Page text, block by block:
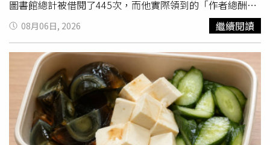
香瓜等。古人云：「秋瓜壞肚」，夏季剛過，人的脾胃受炎
熱天氣影響，功能較弱，還未完全恢復，因此剛剛入秋養好
脾胃很重要。4.「少辛增酸」愛吃辛辣刺激食物的人要克制
一下，夏季吃些辛辣食物可以增加食欲，但是立秋後要適當
減少，因為秋天要收肺氣，而辛辣太盛則傷肺。「增酸」的
目的是為了增強肝臟的功能，所以要多吃酸味的水果和
蔬
，如奇異果、蘋果、石榴、葡萄、橘子、檸檬、番茄等。
5.多食含纖維食物秋天乾燥易便秘，應多食富含膳食纖維的
食物，如空心菜、胡蘿蔔、地瓜、白菜、芹菜、豆芽、香
菇、海帶、紫菜等。6.忌暴飲暴食到了秋季，由於氣候宜
圖書館總計被借閱了445次，而他實際領到的「作者總酬
金」為934.5元，經過換算，等於民眾每到圖書館借閱一次
書籍，作者大約就能獲得2元的補償。針對這項機制，廖炯
程以淺顯易懂的方式向大眾解釋了政策的核心概念。他指
出，圖書館購書並提供免費閱讀，雖然知識共享絕對是一樁
美事，但也可能間接減少民眾的購書意願，進而壓縮創作者
與出版社的生存空間；為了解決此矛盾，政府推動「公共出
借權」，由國家出資來彌補作者因圖書館免費借閱而流失的
潛在收入。面對借一次書僅有2元的補償，身為專業賣菜郎
的廖炯程幽默自嘲，直言現在2元連在菜市場買點青蔥都不
08月06日, 2026 繼續閱讀